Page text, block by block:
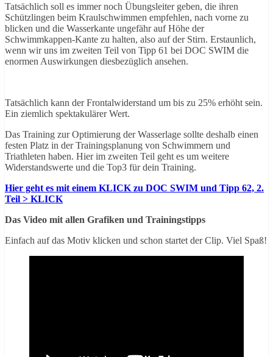
Tatsächlich soll es immer noch Übungsleiter geben, die ihren
Schützlingen beim Kraulschwimmen empfehlen, nach vorne zu
blicken und die Wasserkante ungefähr auf Höhe der
Schwimmkappen-Kante zu halten, also auf der Stirn. Erstaunlich,
wenn wir uns im zweiten Teil von Tipp 61 bei DOC SWIM die
enormen Auswirkungen diesbezüglich ansehen.
Tatsächlich kann der Frontalwiderstand um bis zu 25% erhöht sein.
Ein ziemlich spektakulärer Wert.
Das Training zur Optimierung der Wasserlage sollte deshalb einen
festen Platz in der Trainingsplanung von Schwimmern und
Triathleten haben. Hier im zweiten Teil geht es um weitere
Widerstandswerte und die Top3 für dein Training.
Hier geht es mit einem KLICK zu DOC SWIM und Tipp 62, 2.
Teil > KLICK
Das Video mit allen Grafiken und Trainingstipps
Einfach auf das Motiv klicken und schon startet der Clip. Viel Spaß!